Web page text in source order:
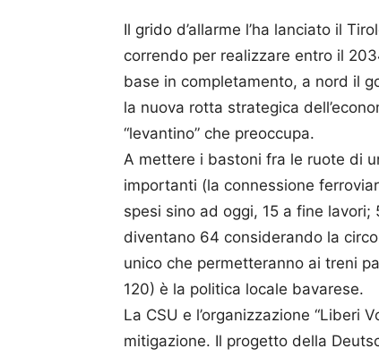
Il grido d’allarme l’ha lanciato il
correndo per realizzare entro il
base in completamento, a nord il
la nuova rotta strategica
“levantino” che preoccupa.
A mettere i bastoni fra le ruote di
importanti (la connessione
spesi sino ad oggi, 15 a fine
diventano 64 considerando la
unico che permetteranno ai treni
120) è la politica locale bavarese.
La CSU e l’organizzazione “Liberi
mitigazione. Il progetto della